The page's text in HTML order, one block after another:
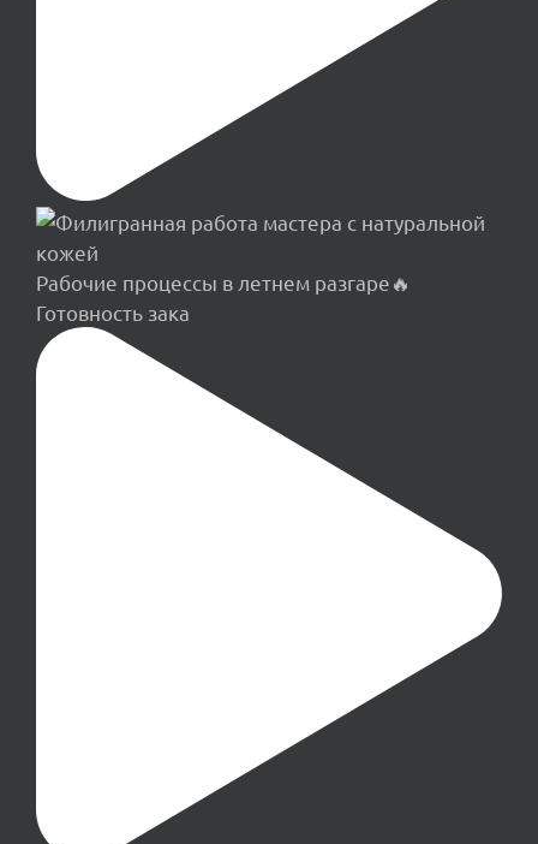
Рабочие процессы в летнем разгаре🔥
Готовность зака